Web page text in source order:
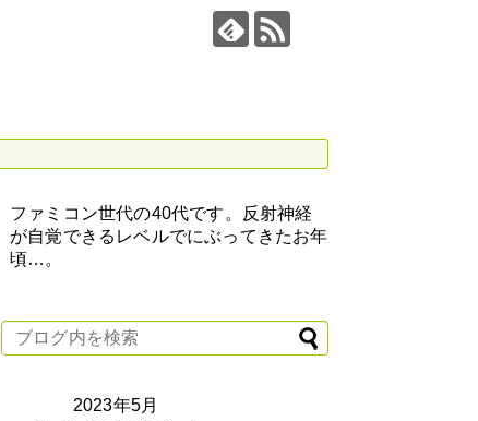
ファミコン世代の40代です。反射神経
が自覚できるレベルでにぶってきたお年
頃…。
2023年5月